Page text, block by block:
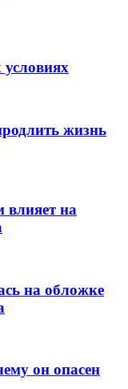
жизнь
влияет на
на обложке
он опасен